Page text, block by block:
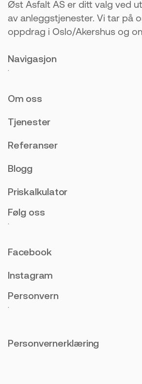
Øst Asfalt AS er ditt valg ved
av anleggstjenester. Vi tar på
oppdrag i Oslo/Akershus og
Navigasjon
.
Om oss
Tjenester
Referanser
Blogg
Priskalkulator
Følg oss
.
Facebook
Instagram
Personvern
.
Personvernerklæring